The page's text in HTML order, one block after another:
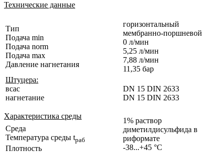
Технические данные
Тип
Подача min
Подача norm
Подача max
Давление нагнетания
горизонтальный
мембранно-поршневой
0 л/мин
5,25 л/мин
7,88 л/мин
11,35 бар
Штуцера:
всас
нагнетание
DN 15 DIN 2633
DN 15 DIN 2633
Характеристика среды
Среда
Температура среды tраб
Плотность
1% раствор
диметилдисульфида в
риформате
-38...+45 °C